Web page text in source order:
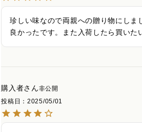
珍しい味なので両親への贈り物にしま
良かったです。また入荷したら買いた
購入者
非公開
投稿日
2025/05/01